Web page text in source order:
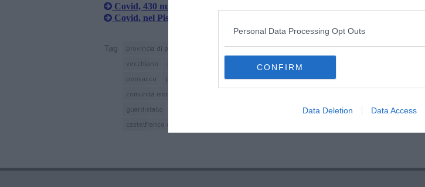
Personal Data Processing Opt Outs
CONFIRM
Data Deletion Data Access
Covid, 430 nuovi contagi nel Pisano
Covid, nel Pisano 453 nuovi casi e un decesso
Tag provincia di pisa orciano pisano crespina lorenzana san giuliano terme
vecchiano
repubblica di pisa vicopisano calci valdera
ponsacco
pontedera capannoli terricciola peccioli lajatico
comunità montana alta val di cecina
guardistallo
castelnuovo di val di cecina
montopoli in
castelfranco di sotto